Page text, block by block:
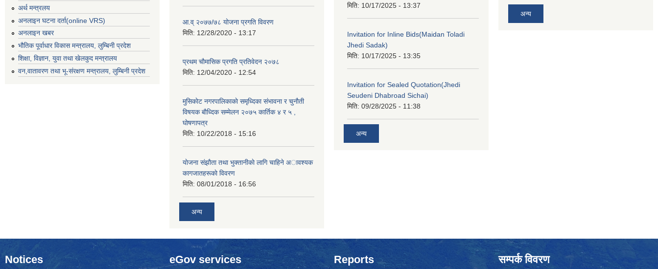
अर्थ मन्त्रलय
अनलाइन घटना दर्ता(online VRS)
अनलाइन खबर
भौतिक पूर्वाधार विकास मन्त्रालय, लुम्बिनी प्रदेश
शिक्षा, विज्ञान, युवा तथा खेलकुद मन्‍‍त्रालय
वन,वातावरण तथा भू-संरक्षण मन्त्रालय, लुम्बिनी प्रदेश
आ.व् २०७७/७८ योजना प्रगति विवरण
मिति: 12/28/2020 - 13:17
प्रथम चाैमासिक प्रगति प्रतिवेदन २०७८
मिति: 12/04/2020 - 12:54
मुसिकाेट नगरपालिकाकाे समृध्दिका संभावना र चुनाैती
विषयक बाैध्दिक सम्मेलन २०७५ कार्तिक ४ र ५ ,
घाेषणापत्र
मिति: 10/22/2018 - 15:16
याेजना संझाैता तथा भुक्तानीकाे लागि चाहिने अावश्यक
कागजातहरूकाे विवरण
मिति: 08/01/2018 - 16:56
अन्य
मिति: 10/17/2025 - 13:37
Invitation for Inline Bids(Maidan Toladi
Jhedi Sadak)
मिति: 10/17/2025 - 13:35
Invitation for Sealed Quotation(Jhedi
Seudeni Dhabroad Sichai)
मिति: 09/28/2025 - 11:38
अन्य
अन्य
Notices eGov services Reports सम्पर्क विवरण